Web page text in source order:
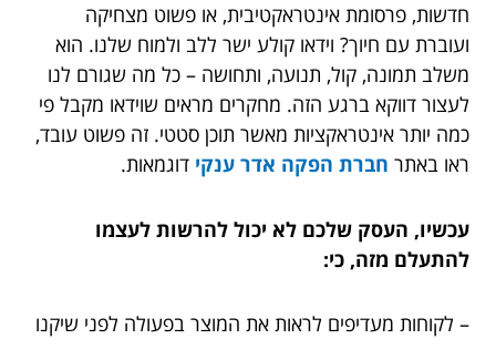
חדשות, פרסומת אינטראקטיבית, או פשוט מצחיקה
ועוברת עם חיוך? וידאו קולע ישר ללב ולמוח שלנו. הוא
משלב תמונה, קול, תנועה, ותחושה – כל מה שגורם לנו
לעצור דווקא ברגע הזה. מחקרים מראים שוידאו מקבל פי
כמה יותר אינטראקציות מאשר תוכן סטטי. זה פשוט עובד,
ראו באתר חברת הפקה אדר ענקי דוגמאות.
עכשיו, העסק שלכם לא יכול להרשות לעצמו
להתעלם מזה, כי:
– לקוחות מעדיפים לראות את המוצר בפעולה לפני שיקנו